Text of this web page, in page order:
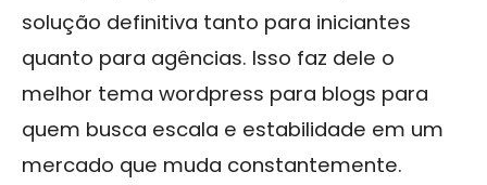
solução definitiva tanto para iniciantes
quanto para agências. Isso faz dele o
melhor tema wordpress para blogs para
quem busca escala e estabilidade em um
mercado que muda constantemente.